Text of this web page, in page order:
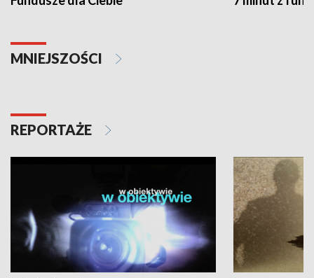
MNIEJSZOŚCI
REPORTAŻE